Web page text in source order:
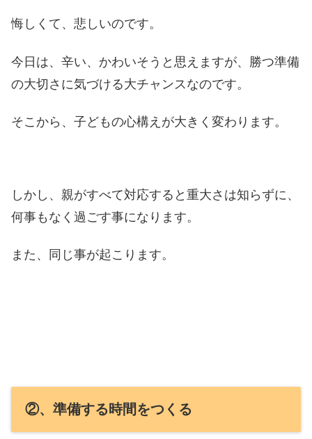
悔しくて、悲しいのです。
今日は、辛い、かわいそうと思えますが、 勝つ準備
の大切さに気づける大チャンスなのです。
そこから、 子どもの心構えが大きく変わります。
しかし、親がすべて対応すると 重大さは知らずに、
何事もなく過ごす事になります。
また、同じ事が起こります。
②、準備する時間をつくる